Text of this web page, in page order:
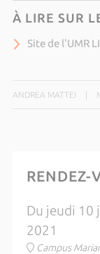
À LIRE SUR
Site de l'UMR
ANDREA MATTEI
RENDEZ-
Du jeudi 10
2021
Campus